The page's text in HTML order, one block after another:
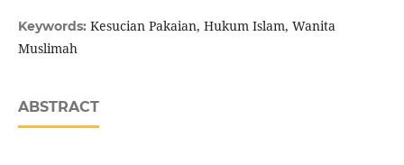
Keywords: Kesucian Pakaian, Hukum Islam, Wanita
Muslimah
ABSTRACT